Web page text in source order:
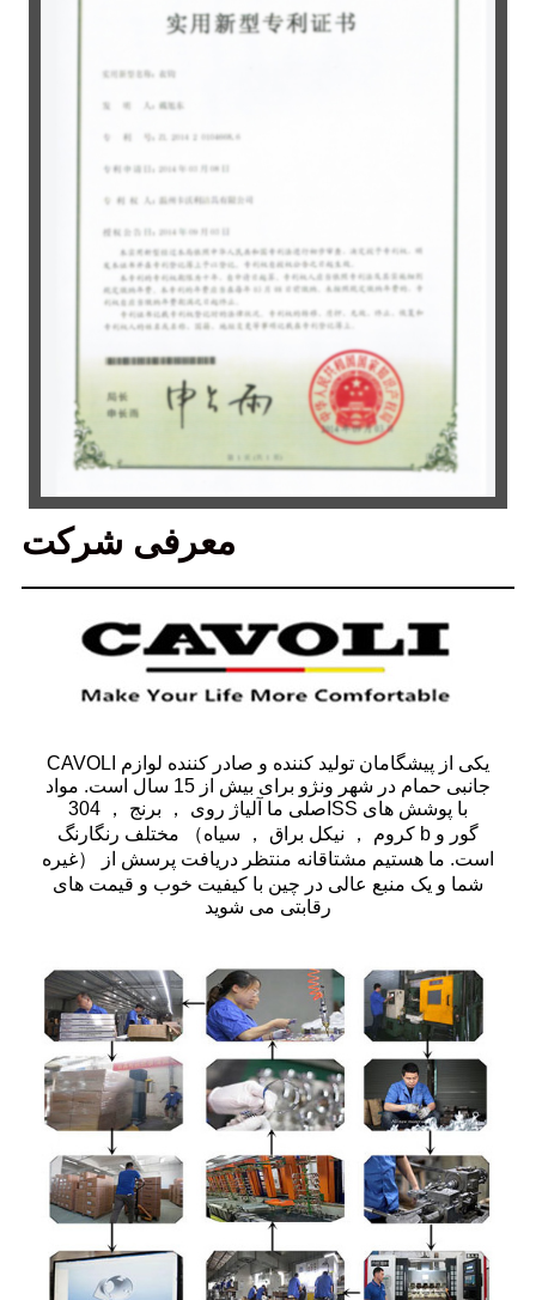
معرفی شرکت
CAVOLI یکی از پیشگامان تولید کننده و صادر کننده لوازم
جانبی حمام در شهر ونژو برای بیش از 15 سال است. مواد
اصلی ما آلیاژ روی ， برنج ， 304SS با پوشش های
مختلف رنگارنگ （کروم ， نیکل براق ， سیاه b گور و
غیره） است. ما هستیم مشتاقانه منتظر دریافت پرسش از
شما و یک منبع عالی در چین با کیفیت خوب و قیمت های
رقابتی می شوید